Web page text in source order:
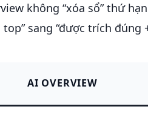
không “xóa sổ” thứ
sang “được trích đúng
AI OVERVIEW